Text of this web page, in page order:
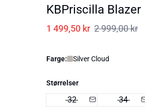
KBPriscilla Blazer
1 499,50 kr 2 999,00 kr
Farge: Silver Cloud
Størrelser
32 34